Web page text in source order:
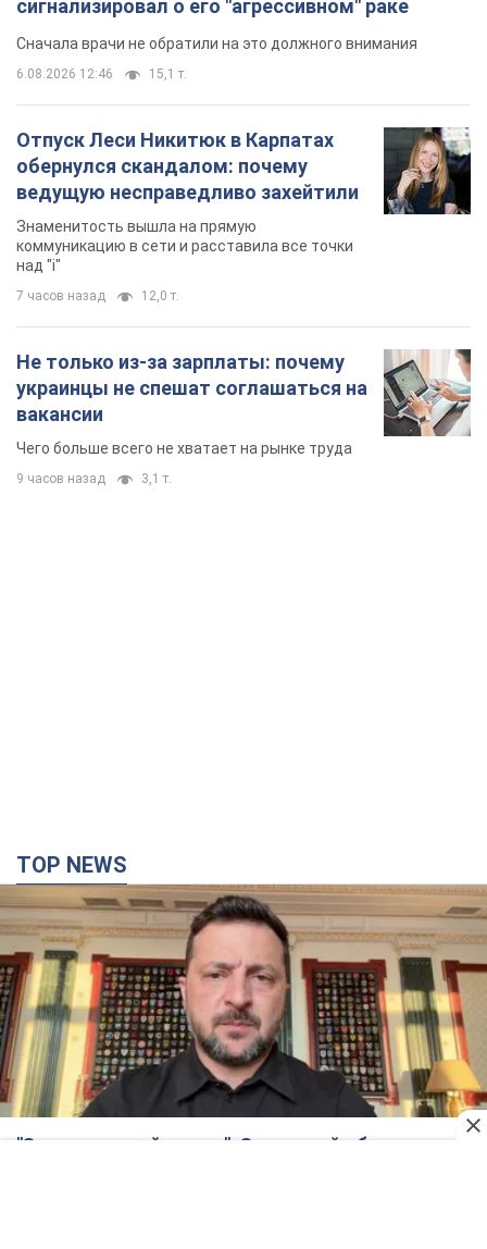
Знаменитость вышла на прямую
над "i"
7 часов назад 12,0 т.
Не только из-за зарплаты: почему
украинцы не спешат соглашаться на
вакансии
Чего больше всего не хватает на рынке труда
9 часов назад
"Защита нашей жизни": Зеленский об
антибаллистической системе FREYJA,
санкциях против России и поддержке аграриев.
Видео
Европейские партнеры присоединяются к совместному
проекту
5 часов назад 53,3 т.
"Балистика убивает людей": Сикорский призвал